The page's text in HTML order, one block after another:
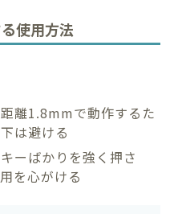
使用方法
離1.8mmで動作するた
は避ける
ーばかりを強く押さ
を心がける